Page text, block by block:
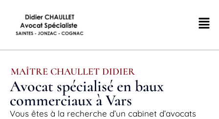
MAÎTRE CHAULLET DIDIER
Avocat spécialisé en baux
commerciaux à Vars
Vous êtes à la recherche d’un cabinet d’avocats